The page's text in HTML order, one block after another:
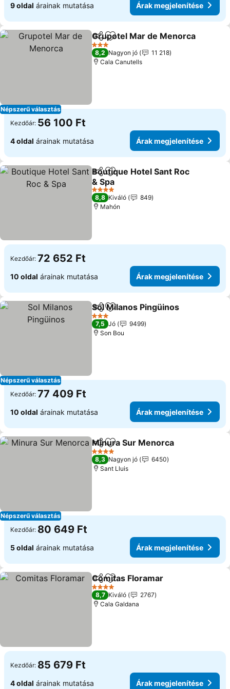
9 oldal árainak mutatása Árak megjelenítése
Népszerű választás
Megosztás
Hozzáadás a kedvencekhez
Grupotel Mar de Menorca
3 Kategória
8,2 Nagyon jó
11 218
Cala Canutells
Kezdőár: 56 100 Ft
4 oldal árainak mutatása Árak megjelenítése
MegosztásHozzáadás a kedvencekhez
Boutique Hotel Sant Roc
& Spa
4 Kategória
8,8 Kiváló
849
Mahón
Kezdőár: 72 652 Ft
10 oldal árainak mutatása Árak megjelenítése
Népszerű választás
Megosztás
Hozzáadás a kedvencekhez
Sol Milanos Pingüinos
3 Kategória
7,5 Jó
9499
Son Bou
Kezdőár: 77 409 Ft
10 oldal árainak mutatása Árak megjelenítése
Népszerű választás
Megosztás
Hozzáadás a kedvencekhez
Minura Sur Menorca
4 Kategória
8,3 Nagyon jó
6450
Sant Lluis
Kezdőár: 80 649 Ft
5 oldal árainak mutatása Árak megjelenítése
Megosztás
Hozzáadás a kedvencekhez
Comitas Floramar
4 Kategória
8,7 Kiváló
2767
Cala Galdana
Kezdőár: 85 679 Ft
4 oldal árainak mutatása Árak megjelenítése